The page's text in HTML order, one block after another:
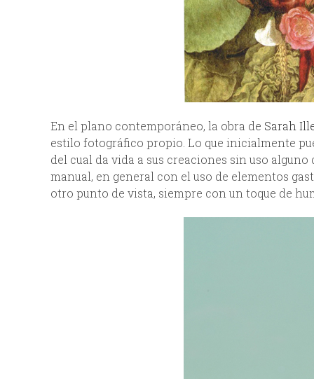
En el plano contemporáneo, la obra de Sarah
estilo fotográfico propio. Lo que inicialmente
del cual da vida a sus creaciones sin uso
manual, en general con el uso de elementos
otro punto de vista, siempre con un toque de